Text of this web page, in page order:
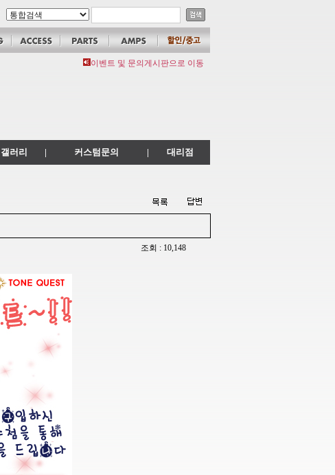
이벤트 및 문의게시판으로 이동
갤러리 | 커스텀문의 | 대리점
조회 : 10,148